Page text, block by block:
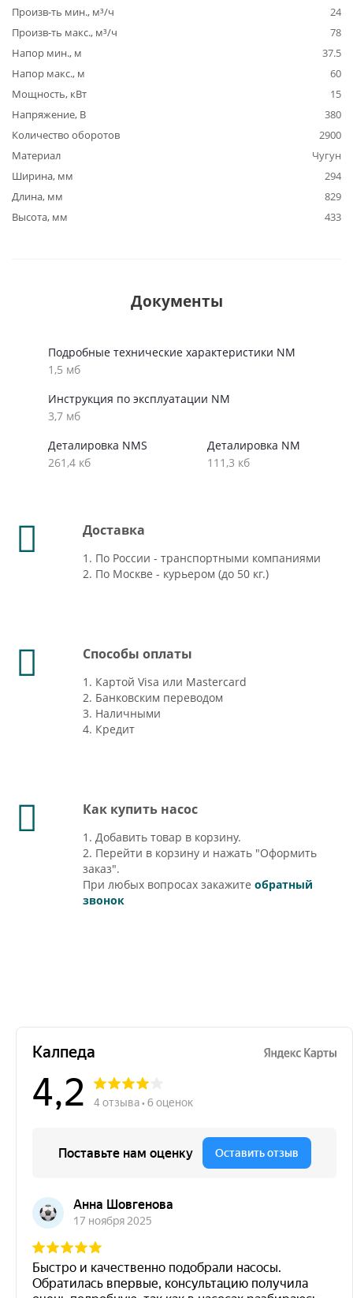
Произв-ть мин., м³/ч
24
Произв-ть макс., м³/ч
78
Напор мин., м
37.5
Напор макс., м
60
Мощность, кВт
15
Напряжение, В
380
Количество оборотов
2900
Материал
Чугун
Ширина, мм
294
Длина, мм
829
Высота, мм
433
Документы
Подробные технические характеристики NM
1,5 мб
Инструкция по эксплуатации NM
3,7 мб
Деталировка NMS
261,4 кб
Деталировка NM
111,3 кб
Доставка
1. По России - транспортными компаниями
2. По Москве - курьером (до 50 кг.)
Способы оплаты
1. Картой Visa или Mastercard
2. Банковским переводом
3. Наличными
4. Кредит
Как купить насос
1. Добавить товар в корзину.
2. Перейти в корзину и нажать "Оформить
заказ".
При любых вопросах закажите обратный
звонок